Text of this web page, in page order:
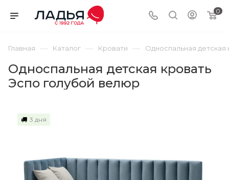
0
Главная — Каталог — Кровати — Односпальная
Односпальная детская кровать
Эспо голубой велюр
3 дня